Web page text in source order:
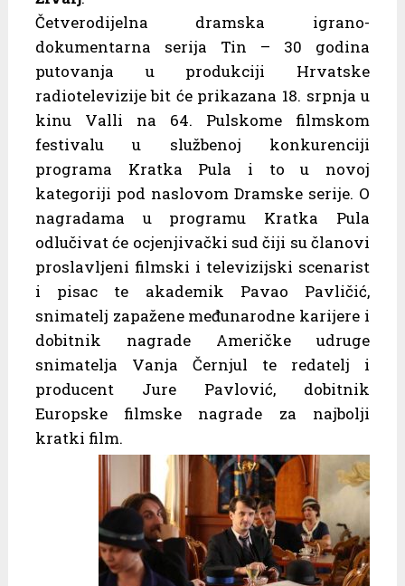
Četverodijelna dramska igrano-
dokumentarna serija Tin – 30 godina
putovanja u produkciji Hrvatske
radiotelevizije bit će prikazana 18. srpnja u
kinu Valli na 64. Pulskome filmskom
festivalu u službenoj konkurenciji
programa Kratka Pula i to u novoj
kategoriji pod naslovom Dramske serije. O
nagradama u programu Kratka Pula
odlučivat će ocjenjivački sud čiji su članovi
proslavljeni filmski i televizijski scenarist
i pisac te akademik Pavao Pavličić,
snimatelj zapažene međunarodne karijere i
dobitnik nagrade Američke udruge
snimatelja Vanja Černjul te redatelj i
producent Jure Pavlović, dobitnik
Europske filmske nagrade za najbolji
kratki film.